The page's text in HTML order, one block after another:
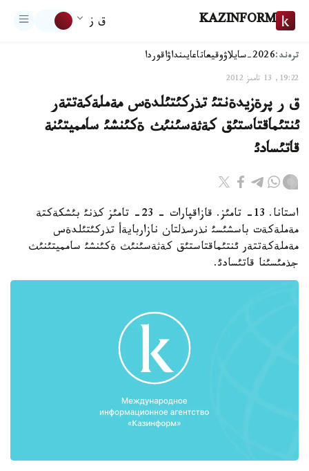
KAZINFORM ق ز
ترەند:2026-سايلاۋ وقيعاتاعايىنداۋاقوردا
19:22, 13 تامىز 2012
ق ر پرةزيدةنتئ تذركئتئلدةس مةملةكةتتةر
ئنتئماقتاستئق كةثةسئنئث ةكئنشئ سامميتئنة
قاتئسادئ
استانا. 13- تامئز. قازاقپارات - 23- تامئز كذنئ بئشكةكتة
مةملةكةت باسشئسئ نذرسذلتان نازاربايةأ تذركئتئلدةس
مةملةكةتتةر ئنتئماقتاستئق كةثةسئنئث ةكئنشئ سامميتئنئث
جذمئسئنا قاتئسادئ.